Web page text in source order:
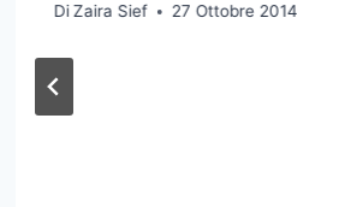
DiZaira Sief 27 Ottobre 2014